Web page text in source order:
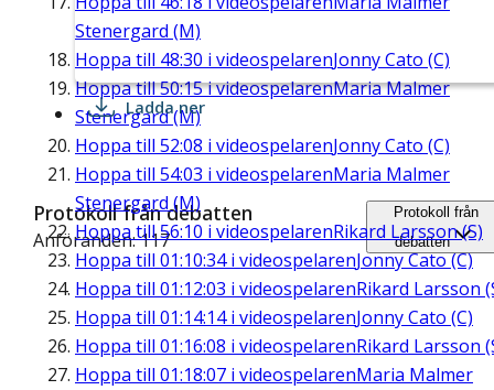
Stenergard (M)
Hoppa till 48:30 i videospelarenJonny Cato (C)
Hoppa till50:15i videospelarenMaria Malmer
Stenergard (M)
Hoppa till 52:08 i videospelarenJonny Cato (C)
Hoppa till 54:03 i videospelarenMaria Malmer
Stenergard (M)
Hoppa till56:10 i videospelarenRikard Larsson (S)
Hoppa till 01:10:34i videospelarenJonny Cato (C)
Hoppa till 01:12:03 i videospelarenRikard Larsson
Hoppa till 01:14:14i videospelarenJonny Cato (C)
Hoppa till 01:16:08 i videospelarenRikard Larsson
Hoppa till 01:18:07 i videospelarenMaria Malmer
Ladda ner
Protokoll från debatten
Anföranden: 117
Protokoll från
debatten